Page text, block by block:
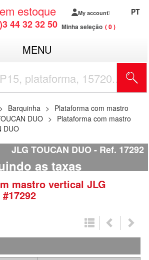
em estoque
44 32 32 50
My account
Minha seleção 0
PT
MENU
Barquinha
Plataforma com mastro
DUO
Plataforma com mastro
DUO
JLG TOUCAN DUO Ref. 17292
as taxas
mastro vertical JLG
#17292